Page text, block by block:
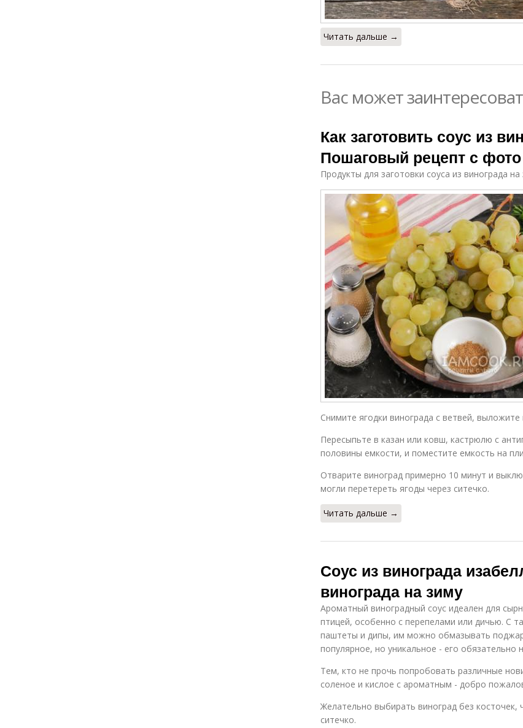
Читать дальше →
Вас может
Как заготовить соус из
Пошаговый рецепт с фото
Продукты для заготовки соуса из винограда
Снимите ягодки винограда с ветвей,
Пересыпьте в казан или ковш, кастрюлю с
половины емкости, и поместите емкость на
Отварите виноград примерно 10 минут и
могли перетереть ягоды через ситечко.
Читать дальше →
Соус из винограда
винограда на зиму
Ароматный виноградный соус идеален для
птицей, особенно с перепелами или дичью. С
паштеты и дипы, им можно обмазывать
популярное, но уникальное - его обязательно
Тем, кто не прочь попробовать различные
соленое и кислое с ароматным - добро
Желательно выбирать виноград без
ситечко.